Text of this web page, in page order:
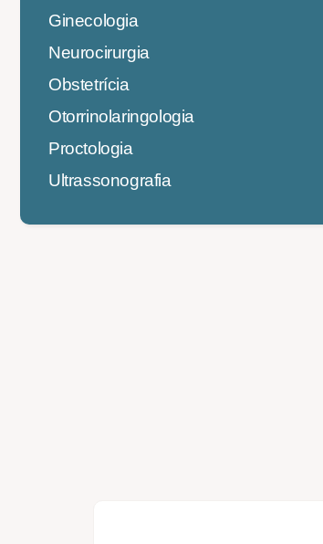
Ginecologia
Neurocirurgia
Obstetrícia
Otorrinolaringologia
Proctologia
Ultrassonografia